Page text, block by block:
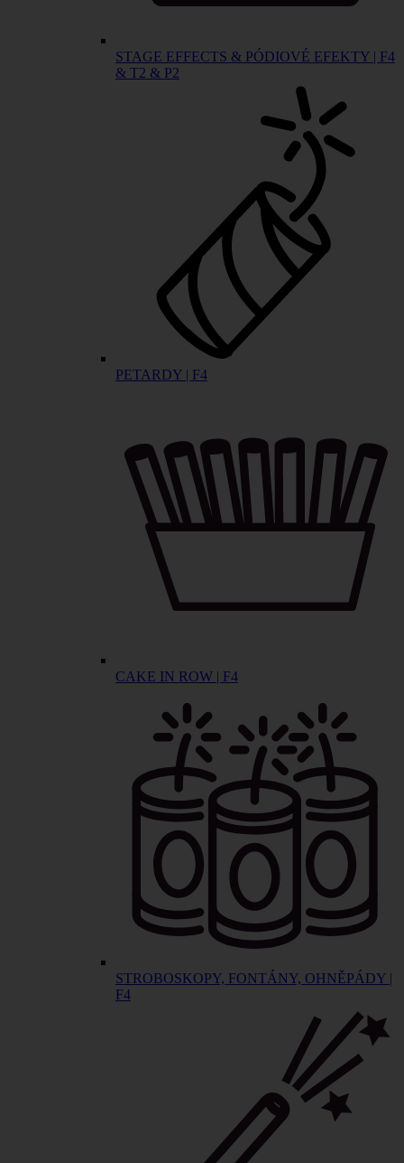
STAGE EFFECTS & PÓDIOVÉ EFEKTY | F4
& T2 & P2
PETARDY | F4
CAKE IN ROW | F4
STROBOSKOPY, FONTÁNY, OHNĚPÁDY |
F4